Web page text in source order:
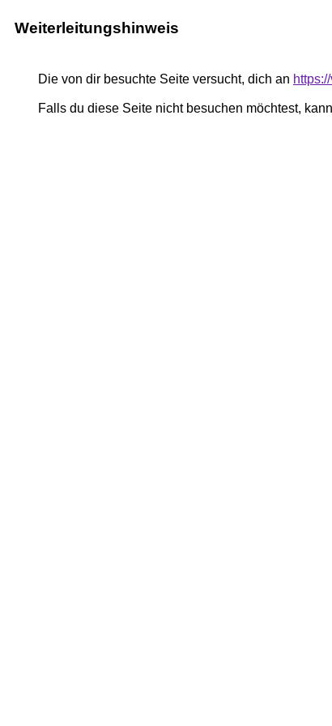
Weiterleitungshinweis
Die von dir besuchte Seite versucht, dich an
Falls du diese Seite nicht besuchen möchtest,